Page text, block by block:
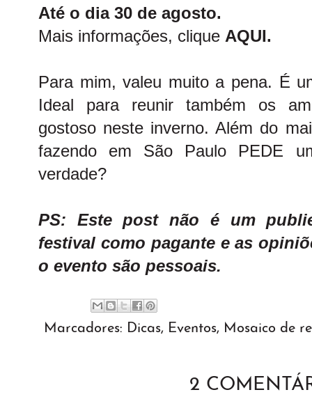
Até o dia 30 de agosto.
Mais informações, clique AQUI.
Para mim, valeu muito a pena. É
Ideal para reunir também os
gostoso neste inverno. Além do
fazendo em São Paulo PEDE
verdade?
PS: Este post não é um
festival como pagante e as
o evento são pessoais.
Marcadores: Dicas, Eventos, Mosaico de
2